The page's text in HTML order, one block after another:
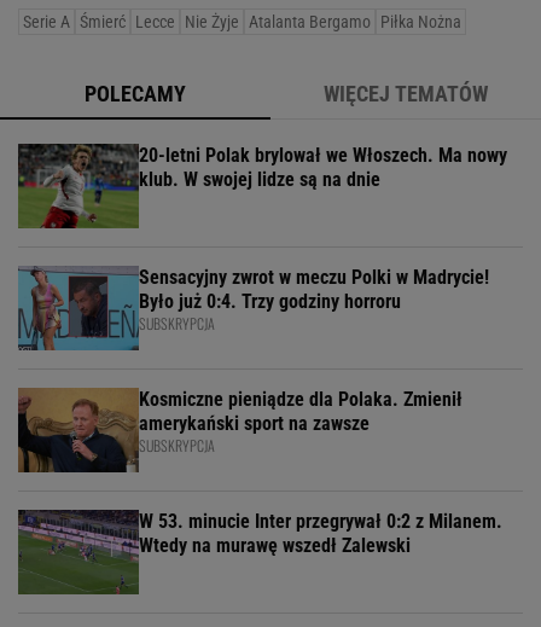
Serie A Śmierć Lecce Nie Żyje Atalanta Bergamo Piłka Nożna
POLECAMY WIĘCEJ TEMATÓW
20-letni Polak brylował we Włoszech. Ma nowy
klub. W swojej lidze są na dnie
Sensacyjny zwrot w meczu Polki w Madrycie!
Było już 0:4. Trzy godziny horroru
SUBSKRYPCJA
Kosmiczne pieniądze dla Polaka. Zmienił
amerykański sport na zawsze
SUBSKRYPCJA
W 53. minucie Inter przegrywał 0:2 z Milanem.
Wtedy na murawę wszedł Zalewski